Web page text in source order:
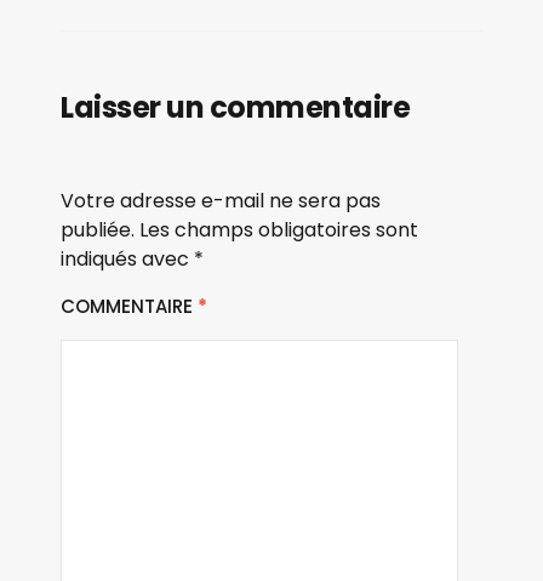
Laisser un commentaire
Votre adresse e-mail ne sera pas
publiée. Les champs obligatoires sont
indiqués avec *
COMMENTAIRE *